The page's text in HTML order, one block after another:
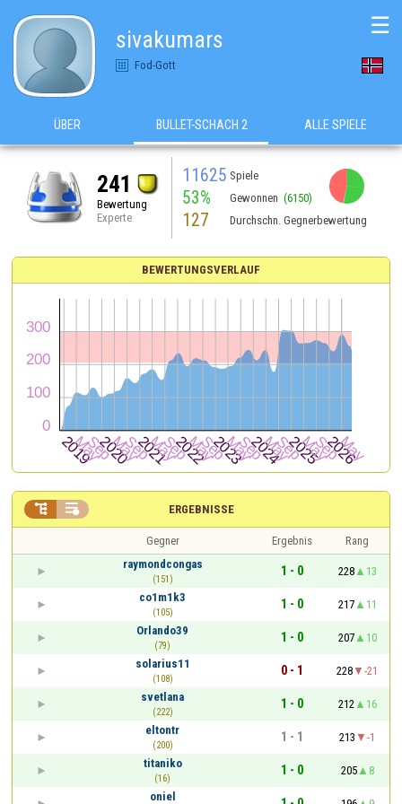
sivakumars
Fod-Gott
☰
ÜBER BULLET-SCHACH 2 ALLE SPIELE
241
Bewertung
Experte
11625 Spiele
53% Gewonnen (6150)
127 Durchschn. Gegnerbewertung
BEWERTUNGSVERLAUF
ERGEBNISSE
 
Gegner Ergebnis
Rang
raymondcongas
(151)
1 - 0 228
13
co1m1k3
(105)
1 - 0 217
11
Orlando39
(79)
1 - 0 207
10
solarius11
(108)
0 - 1 228
-21
svetlana
(222)
1 - 0 212
16
eltontr
(200)
1 - 1 213
-1
titaniko
(16)
1 - 0 205
8
oniel